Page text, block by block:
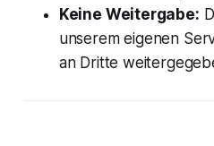
Keine Weitergabe:
unserem eigenen
an Dritte